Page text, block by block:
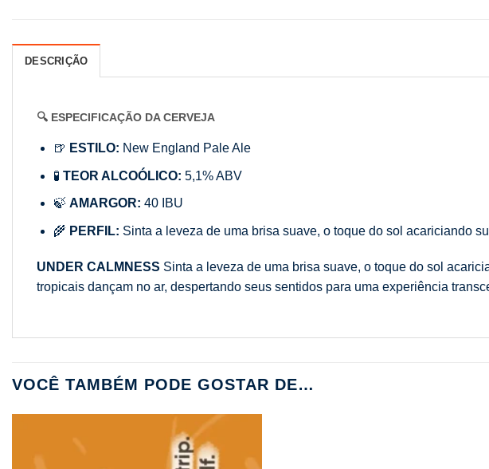
DESCRIÇÃO
🔍 ESPECIFICAÇÃO DA CERVEJA
🍺 ESTILO: New England Pale Ale
🧪 TEOR ALCOÓLICO: 5,1% ABV
🍃 AMARGOR: 40 IBU
🌾 PERFIL: Sinta a leveza de uma brisa suave, o toque do sol acariciando
UNDER CALMNESS Sinta a leveza de uma brisa suave, o toque do sol
tropicais dançam no ar, despertando seus sentidos para uma experiência
VOCÊ TAMBÉM PODE GOSTAR DE…